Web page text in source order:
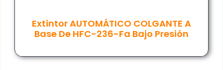
Extintor AUTOMÁTICO COLGANTE A
Base De HFC-236-Fa Bajo Presión